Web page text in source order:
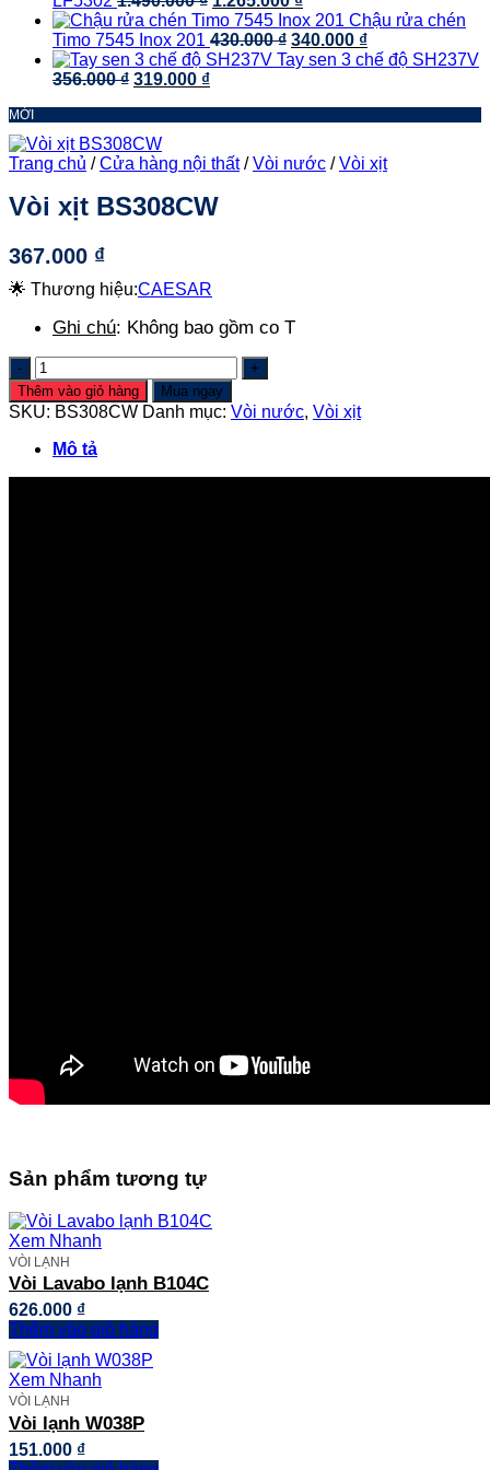
3.390.000 ₫.là:
2.373.000 ₫.
gốc
là:
1.490.000 ₫.
hiện
tại
là:
Chậu rửa chén
Timo 7545 Inox 201 430.000₫ Giá
gốc
340.000 ₫Giá
hiện
Tay sen 3 chế độ SH237V
356.000₫ Giá
356.000 ₫.
319.000 ₫Giá
319.000 ₫.
MỚI
Trang chủ / Cửa hàng nội thất / Vòi nước / Vòi xịt
Vòi xịt BS308CW
367.000 ₫
🌟 Thương hiệu:CAESAR
Ghi chú: Không bao gồm co T
Vòi
xịt
BS308CW
số
lượng
Thêm vào giỏ hàng Mua ngay
SKU: BS308CW Danh mục: Vòi nước, Vòi xịt
Mô tả
Sản phẩm tương tự
Xem Nhanh
VÒI LẠNH
Vòi Lavabo lạnh B104C
626.000 ₫
Thêm vào giỏ hàng
Xem Nhanh
VÒI LẠNH
Vòi lạnh W038P
151.000 ₫